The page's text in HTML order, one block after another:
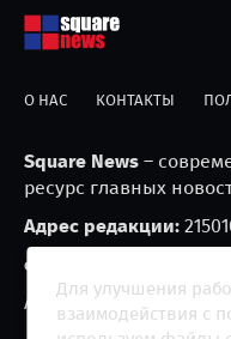
О НАС КОНТАКТЫ
Square News –
ресурс главных
Адрес редакции:
e-mail:
Агрегатор новостей
Для улучшения
взаимодействия с